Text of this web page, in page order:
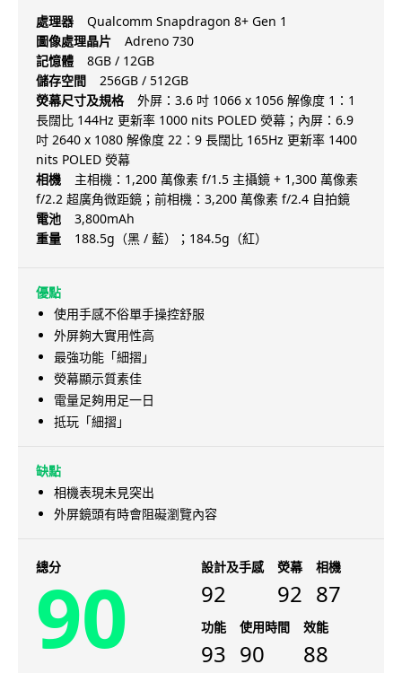
處理器
Qualcomm Snapdragon 8+ Gen 1
圖像處理晶片
Adreno 730
記憶體
8GB / 12GB
儲存空間
256GB / 512GB
熒幕尺寸及規格
外屏：3.6 吋 1066 x 1056 解像度 1：1
長闊比 144Hz 更新率 1000 nits POLED 熒幕；內屏：6.9
吋 2640 x 1080 解像度 22：9 長闊比 165Hz 更新率 1400
nits POLED 熒幕
相機
主相機：1,200 萬像素 f/1.5 主攝鏡 + 1,300 萬像素
f/2.2 超廣角微距鏡；前相機：3,200 萬像素 f/2.4 自拍鏡
電池
3,800mAh
重量
188.5g（黑 / 藍）；184.5g（紅）
優點
使用手感不俗單手操控舒服
外屏夠大實用性高
最強功能「細摺」
熒幕顯示質素佳
電量足夠用足一日
抵玩「細摺」
缺點
相機表現未見突出
外屏鏡頭有時會阻礙瀏覽內容
總分
90 設計及手感
92
熒幕
92
相機
87
功能
93
使用時間
90
效能
88